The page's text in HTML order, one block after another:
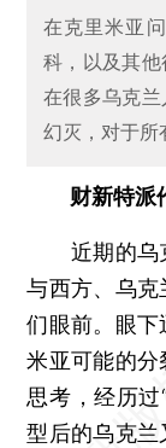
在克里米亚
科，以及其
在很多乌克
幻灭，对于所
财新特派
近期的乌克
与西方、乌克
们眼前。眼下
米亚可能的分
思考，经历
型后的乌克兰